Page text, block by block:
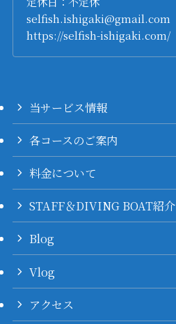
selfish.ishigaki@gmail.com
https://selfish-ishigaki.com/
当サービス情報
各コースのご案内
料金について
STAFF＆DIVING BOAT紹介
Blog
Vlog
アクセス